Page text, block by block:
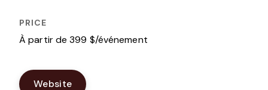
À partir de 399 $/événement
Website